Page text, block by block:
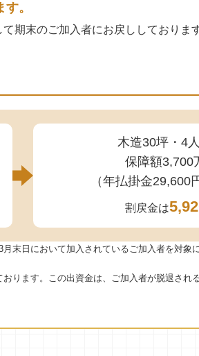
。
期末のご加入者にお戻ししております
木造30坪・4
保障額3,700
（年払掛金29,600
割戻金は
末日において加入されているご加入者を対象
ります。この出資金は、ご加入者が脱退され